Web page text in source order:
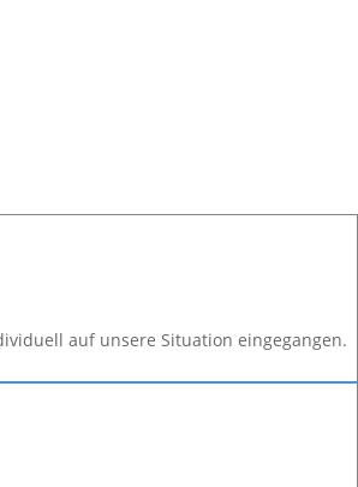
auf unsere Situation eingegangen.